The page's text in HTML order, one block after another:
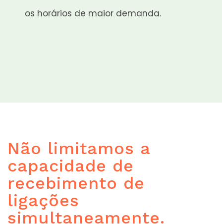
os horários de maior demanda.
Não limitamos a
capacidade de
recebimento de
ligações
simultaneamente.